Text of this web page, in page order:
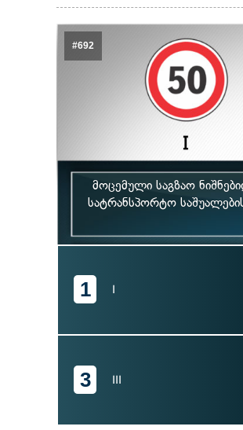
#692
მოცემული საგზაო
სატრანსპორტო
1 I
3 III